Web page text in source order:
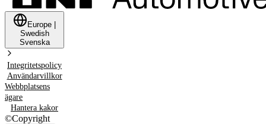
Europe
Swedish
Svenska
Integritetspolicy
Användarvillkor
Webbplatsens
ägare
Hantera kakor
©Copyright